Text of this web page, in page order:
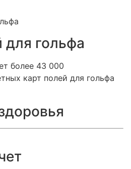
для гольфа
более 43 000
карт полей для гольфа